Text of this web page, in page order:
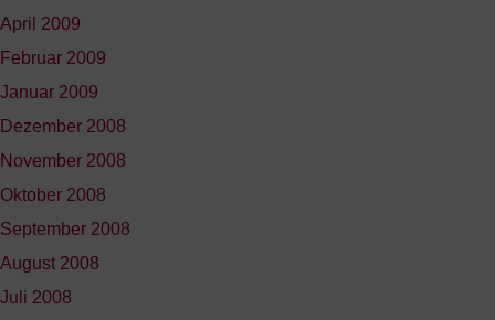
April 2009
Februar 2009
Januar 2009
Dezember 2008
November 2008
Oktober 2008
September 2008
August 2008
Juli 2008